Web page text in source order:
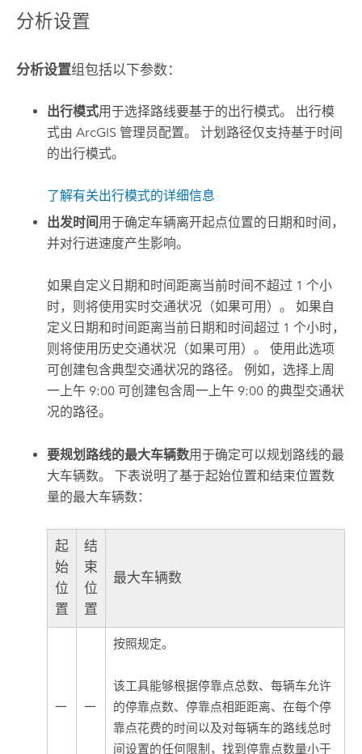
分析设置
分析设置组包括以下参数：
出行模式用于选择路线要基于的出行模式。 出行模
式由 ArcGIS 管理员配置。 计划路径仅支持基于时间
的出行模式。
了解有关出行模式的详细信息
出发时间用于确定车辆离开起点位置的日期和时间，
并对行进速度产生影响。
如果自定义日期和时间距离当前时间不超过 1 个小
时，则将使用实时交通状况（如果可用）。 如果自
定义日期和时间距离当前日期和时间超过 1 个小时，
则将使用历史交通状况（如果可用）。 使用此选项
可创建包含典型交通状况的路径。 例如，选择上周
一上午 9:00 可创建包含周一上午 9:00 的典型交通状
况的路径。
要规划路线的最大车辆数用于确定可以规划路线的最
大车辆数。 下表说明了基于起始位置和结束位置数
量的最大车辆数：
起
始
位
置
结
束
位
置
最大车辆数
一 一
按照规定。
该工具能够根据停靠点总数、每辆车允许
的停靠点数、停靠点相距距离、在每个停
靠点花费的时间以及对每辆车的路线总时
间设置的任何限制，找到停靠点数量小于